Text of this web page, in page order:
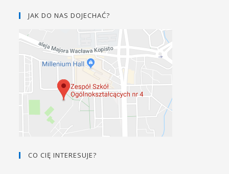
JAK DO NAS DOJECHAĆ?
CO CIĘ INTERESUJE?